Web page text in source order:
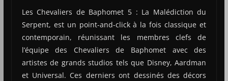
Les Chevaliers de Baphomet 5 : La Malédiction du
Serpent, est un point-and-click à la fois classique et
contemporain, réunissant les membres clefs de
l’équipe des Chevaliers de Baphomet avec des
artistes de grands studios tels que Disney, Aardman
et Universal. Ces derniers ont dessinés des décors